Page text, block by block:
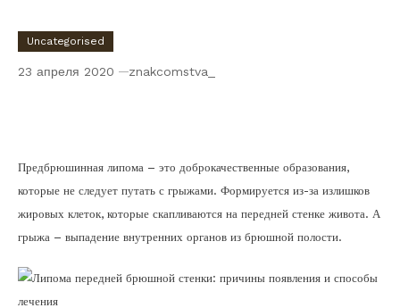
Uncategorised
23 апреля 2020 znakcomstva_
Предбрюшинная липома – это доброкачественные образования,
которые не следует путать с грыжами. Формируется из-за излишков
жировых клеток, которые скапливаются на передней стенке живота. А
грыжа – выпадение внутренних органов из брюшной полости.